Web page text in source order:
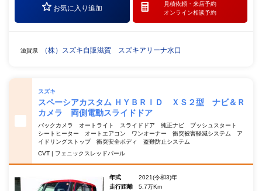
お気に入り追加
見積依頼・ 来店予約
オンライン相談予約
滋賀県 （株）スズキ自販滋賀 スズキアリーナ水口
スズキ
スペーシアカスタム ＨＹＢＲＩＤ ＸＳ２型 ナビ＆Ｒ
カメラ 両側電動スライドドア
バックカメラ オートライト スライドドア 純正ナビ プッシュスタート
シートヒーター オートエアコン ワンオーナー 衝突被害軽減システム ア
イドリングストップ 衝突安全ボディ 盗難防止システム
CVT | フェニックスレッドパール
年式
2021(令和3)年
走行距離
5.7万Km